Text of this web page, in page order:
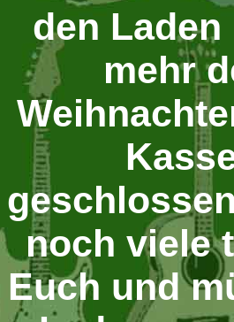
den
mehr
noch viele
Euch und